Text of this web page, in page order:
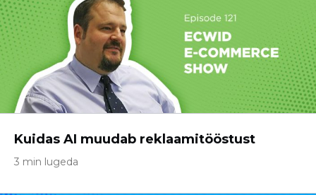
Kuidas AI muudab reklaamitööstust
3 min lugeda